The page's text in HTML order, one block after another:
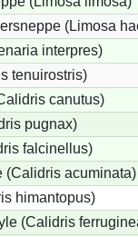
(Limosa
interpres)
tenuirostris)
canutus)
pugnax)
falcinellus)
(Calidris acuminata)
himantopus)
(Calidris